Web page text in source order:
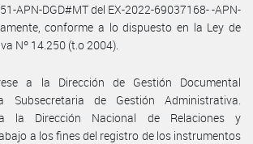
APN-DGD#MT del EX-2022-69037168- -APN-
conforme a lo dispuesto en la Ley de
Nº 14.250 (t.o 2004).
a la Dirección de Gestión Documental
Subsecretaria de Gestión Administrativa.
la Dirección Nacional de Relaciones y
a los fines del registro de los instrumentos